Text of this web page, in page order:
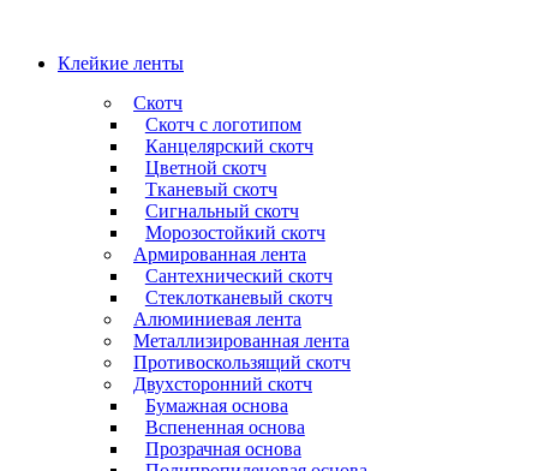
Клейкие ленты
Скотч
Скотч с логотипом
Канцелярский скотч
Цветной скотч
Тканевый скотч
Сигнальный скотч
Морозостойкий скотч
Армированная лента
Сантехнический скотч
Стеклотканевый скотч
Алюминиевая лента
Металлизированная лента
Противоскользящий скотч
Двухсторонний скотч
Бумажная основа
Вспененная основа
Прозрачная основа